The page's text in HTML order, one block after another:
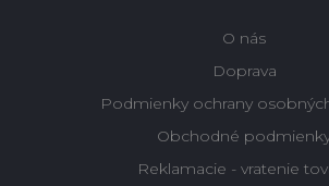
O nás
Doprava
Podmienky ochrany
Obchodné
Reklamacie - vratenie